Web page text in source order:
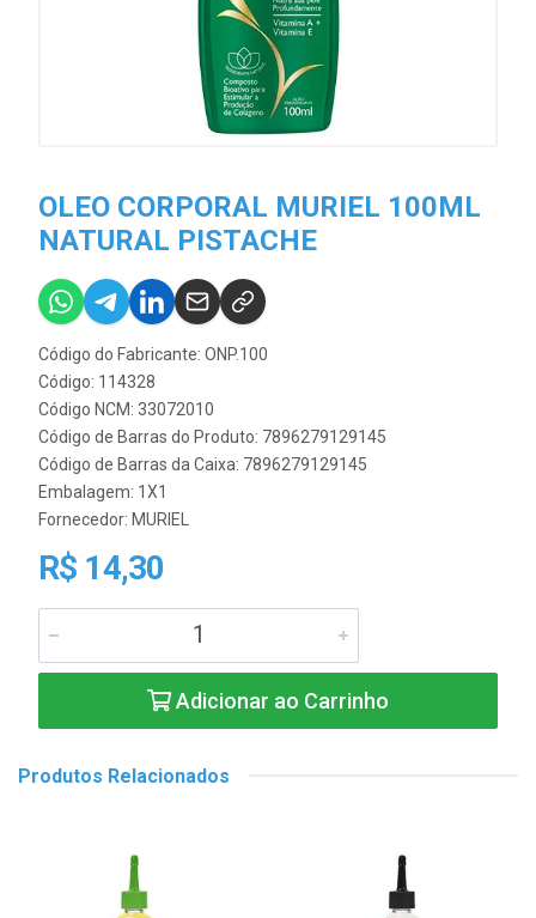
OLEO CORPORAL MURIEL 100ML
NATURAL PISTACHE
Código do Fabricante: ONP.100
Código: 114328
Código NCM: 33072010
Código de Barras do Produto: 7896279129145
Código de Barras da Caixa: 7896279129145
Embalagem: 1X1
Fornecedor: MURIEL
R$ 14,30
Adicionar ao Carrinho
Produtos Relacionados